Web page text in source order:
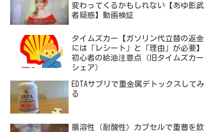
変わってくるかもしれない【あゆ影武
者疑惑】動画検証
タイムズカー【ガソリン代立替の返金
には「レシート」と「理由」が必要】
初心者の給油注意点（旧タイムズカー
シェア）
EDTAサプリで重金属デトックスしてみ
る
腸溶性（耐酸性）カプセルで重曹を飲